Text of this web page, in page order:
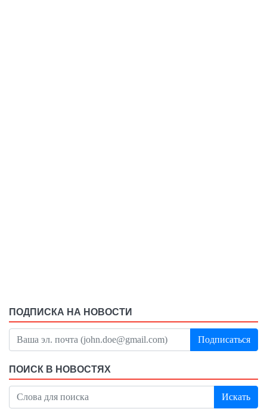
ПОДПИСКА НА НОВОСТИ
Подписаться
ПОИСК В НОВОСТЯХ
Искать